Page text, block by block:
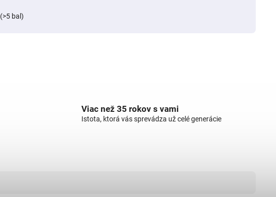
(>5 bal)
Viac než 35 rokov s vami
Istota, ktorá vás sprevádza už celé generácie